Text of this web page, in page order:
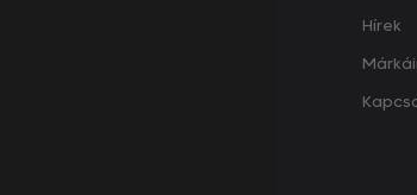
Hírek